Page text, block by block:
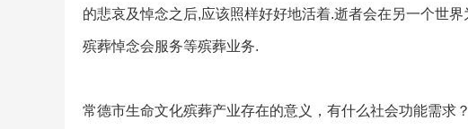
的悲哀及悼念之后,应该照样好好地活着.逝者会在另一个世
殡葬悼念会服务等殡葬业务.
常德市生命文化殡葬产业存在的意义，有什么社会功能需求